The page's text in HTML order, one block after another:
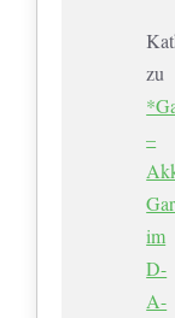
zu
–
im
D-
A-